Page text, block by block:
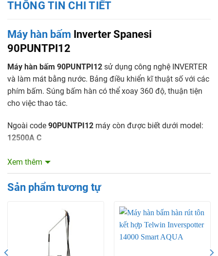
THÔNG TIN CHI TIẾT
Máy hàn bấm Inverter Spanesi
90PUNTPI12
Máy hàn bấm 90PUNTPI12 sử dụng công nghệ INVERTER
và làm mát bằng nước. Bảng điều khiển kĩ thuật số với các
phím bấm. Súng bấm hàn có thể xoay 360 độ, thuận tiện
cho việc thao tác.
Ngoài code 90PUNTPI12 máy còn được biết dưới model:
12500A C
Thông số kỹ thuật của
Điện áp: 400V/3ph/50Hz
Công suất danh nghĩa (tại 50%): 25 kVA
Dòng hàn thứ cấp: 11,5 kA
Điện áp không tải: 17 V
Xem thêm
Sản phẩm tương tự